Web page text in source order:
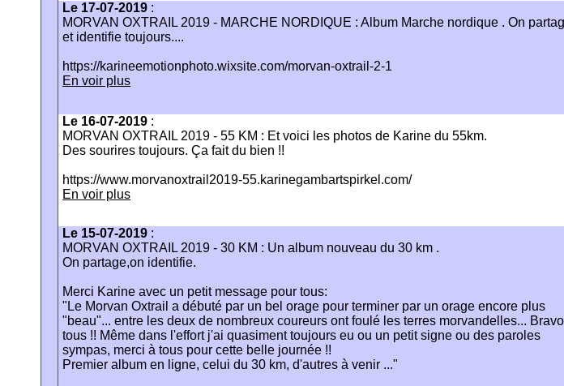
Le 17-07-2019 :
MORVAN OXTRAIL 2019 - MARCHE NORDIQUE : Album Marche nordique . On
et identifie toujours....
https://karineemotionphoto.wixsite.com/morvan-oxtrail-2-1
En voir plus
Le 16-07-2019 :
MORVAN OXTRAIL 2019 - 55 KM : Et voici les photos de Karine du 55km.
Des sourires toujours. Ça fait du bien !!
https://www.morvanoxtrail2019-55.karinegambartspirkel.com/
En voir plus
Le 15-07-2019 :
MORVAN OXTRAIL 2019 - 30 KM : Un album nouveau du 30 km .
On partage,on identifie.
Merci Karine avec un petit message pour tous:
"Le Morvan Oxtrail a débuté par un bel orage pour terminer par un orage encore plus
"beau"... entre les deux de nombreux coureurs ont foulé les terres morvandelles...
tous !! Même dans l'effort j'ai quasiment toujours eu ou un petit signe ou des paroles
sympas, merci à tous pour cette belle journée !!
Premier album en ligne, celui du 30 km, d'autres à venir ..."